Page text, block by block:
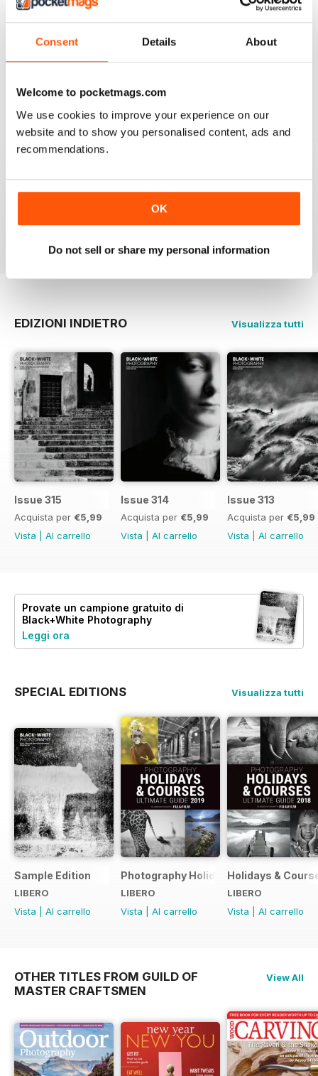
Consent Details About
Welcome to pocketmags.com
We use cookies to improve your experience on our
website and to show you personalised content, ads and
recommendations.
OK
Do not sell or share my personal information
work, the news and the book section.
I have one reservation. Apart from Lee Frost, I no
longer read any of the staff writer/photographers. I feel
that it is time for some fresh ideas and new
EDIZIONI INDIETRO Visualizza tutti
Issue 315
Acquista per €5,99
Vista
Al carrello
Issue 314
Acquista per €5,99
Vista
Al carrello
Issue 313
Acquista per €5,99
Vista
Al carrello
Provate un campione gratuito di
Black+White Photography
Leggi ora
SPECIAL EDITIONS Visualizza tutti
Sample Edition
LIBERO
Vista
Al carrello
Photography Holidays & Courses
LIBERO
Vista
Al carrello
Holidays &
LIBERO
Vista
Al carrello
OTHER TITLES FROM GUILD OF
MASTER CRAFTSMEN
View All